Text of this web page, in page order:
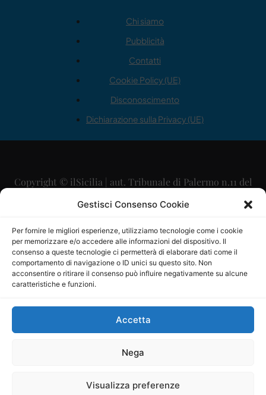
Gestisci Consenso Cookie
Per fornire le migliori esperienze, utilizziamo tecnologie come i cookie
per memorizzare e/o accedere alle informazioni del dispositivo. Il
consenso a queste tecnologie ci permetterà di elaborare dati come il
comportamento di navigazione o ID unici su questo sito. Non
acconsentire o ritirare il consenso può influire negativamente su alcune
caratteristiche e funzioni.
Accetta
Nega
Visualizza preferenze
Chi siamo
Pubblicità
Contatti
Cookie Policy (UE)
Disconoscimento
Dichiarazione sulla Privacy (UE)
Copyright © ilSicilia | aut. Tribunale di Palermo n.11 del
29/09/2015
Direttore Editoriale: Maurizio Scaglione
Direttore Responsabile: Maria Calabrese
P.IVA: 06334930820
Mercurio Comunicazione Società Cooperativa a r.l. è
iscritta al Registro degli Operatori di Comunicazione al
Sito gestito daLa Digitale srl–info@ladigitale.it